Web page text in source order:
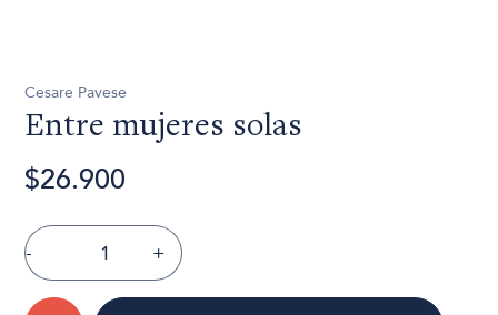
Cesare Pavese
Entre mujeres solas
$26.900
- +